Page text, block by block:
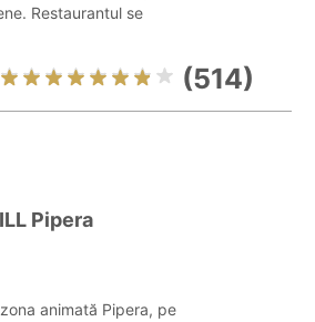
Restaurantul se
(514)
Pipera
animată Pipera, pe